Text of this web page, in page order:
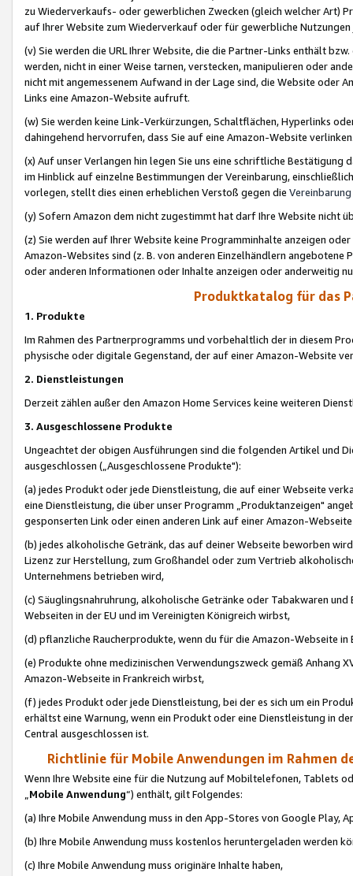
zu Wiederverkaufs- oder gewerblichen Zwecken (gleich welcher Art)
auf Ihrer Website zum Wiederverkauf oder für gewerbliche
(v) Sie werden die URL Ihrer Website, die die Partner-Links enthält
werden, nicht in einer Weise tarnen, verstecken, manipulieren oder
nicht mit angemessenem Aufwand in der Lage sind, die Website oder
Links eine Amazon-Website aufruft.
(w) Sie werden keine Link-Verkürzungen, Schaltflächen, Hyperlinks
dahingehend hervorrufen, dass Sie auf eine Amazon-Website
(x) Auf unser Verlangen hin legen Sie uns eine schriftliche
im Hinblick auf einzelne Bestimmungen der Vereinbarung,
vorlegen, stellt dies einen erheblichen Verstoß gegen die Vereinbarung
(y) Sofern Amazon dem nicht zugestimmt hat darf Ihre Website nicht
(z) Sie werden auf Ihrer Website keine Programminhalte anzeigen
Amazon-Websites sind (z. B. von anderen Einzelhändlern
oder anderen Informationen oder Inhalte anzeigen oder anderweitig
Produktkatalog für das
1. Produkte
Im Rahmen des Partnerprogramms und vorbehaltlich der in diesem
physische oder digitale Gegenstand, der auf einer Amazon-Website
2. Dienstleistungen
Derzeit zählen außer den Amazon Home Services keine weiteren
3. Ausgeschlossene Produkte
Ungeachtet der obigen Ausführungen sind die folgenden Artikel und
ausgeschlossen („Ausgeschlossene Produkte"):
(a) jedes Produkt oder jede Dienstleistung, die auf einer Webseite
eine Dienstleistung, die über unser Programm „Produktanzeigen"
gesponserten Link oder einen anderen Link auf einer Amazon-
(b) jedes alkoholische Getränk, das auf deiner Webseite beworben
Lizenz zur Herstellung, zum Großhandel oder zum Vertrieb
Unternehmens betrieben wird,
(c) Säuglingsnahruhrung, alkoholische Getränke oder Tabakwaren
Webseiten in der EU und im Vereinigten Königreich wirbst,
(d) pflanzliche Raucherprodukte, wenn du für die Amazon-Webseite in
(e) Produkte ohne medizinischen Verwendungszweck gemäß Anhang
Amazon-Webseite in Frankreich wirbst,
(f) jedes Produkt oder jede Dienstleistung, bei der es sich um ein
erhältst eine Warnung, wenn ein Produkt oder eine Dienstleistung in
Central ausgeschlossen ist.
Richtlinie für Mobile Anwendungen im Rahmen
Wenn Ihre Website eine für die Nutzung auf Mobiltelefonen, Tablets
„Mobile Anwendung“) enthält, gilt Folgendes:
(a) Ihre Mobile Anwendung muss in den App-Stores von Google Play,
(b) Ihre Mobile Anwendung muss kostenlos heruntergeladen werden
(c) Ihre Mobile Anwendung muss originäre Inhalte haben,